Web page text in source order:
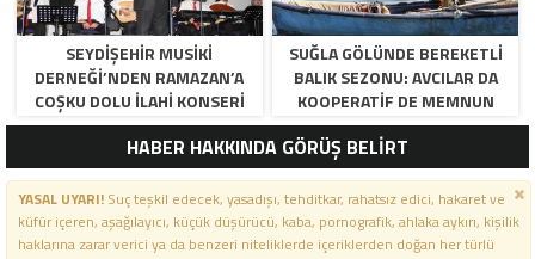
SEYDIŞEHIR MUSIKI
DERNEĞI’NDEN RAMAZAN’A
COŞKU DOLU İLAHI KONSERI
SUĞLA GÖLÜNDE BEREKETLI
BALIK SEZONU: AVCILAR DA
KOOPERATIF DE MEMNUN
HABER HAKKINDA GÖRÜŞ BELİRT
YASAL UYARI!Suç teşkil edecek, yasadışı, tehditkar, rahatsız edici, hakaret ve
küfür içeren, aşağılayıcı, küçük düşürücü, kaba, pornografik, ahlaka aykırı, kişilik
haklarına zarar verici ya da benzeri niteliklerde içeriklerden doğan her türlü